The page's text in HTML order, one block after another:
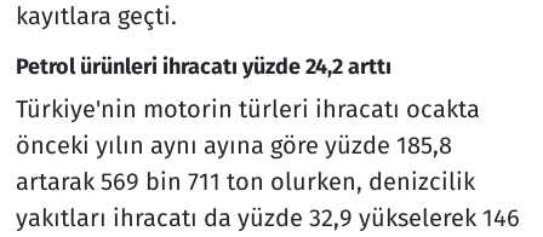
kayıtlara geçti.
Petrol ürünleri ihracatı yüzde 24,2 arttı
Türkiye'nin motorin türleri ihracatı ocakta
önceki yılın aynı ayına göre yüzde 185,8
artarak 569 bin 711 ton olurken, denizcilik
yakıtları ihracatı da yüzde 32,9 yükselerek 146